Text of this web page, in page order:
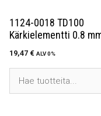
1124-0018 TD100
Kärkielementti 0.8
19,47 € ALV 0%